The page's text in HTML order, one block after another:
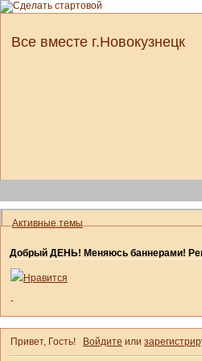
Все вместе г.Новокузнецк
Активные темы
Добрый ДЕНЬ! Меняюсь баннерами!
Нравится
-
Привет, Гость! Войдите или